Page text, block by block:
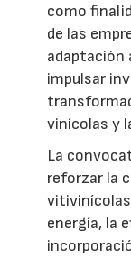
como
de las
adaptación
impulsar
vinícolas y
La
reforzar la
energía, la